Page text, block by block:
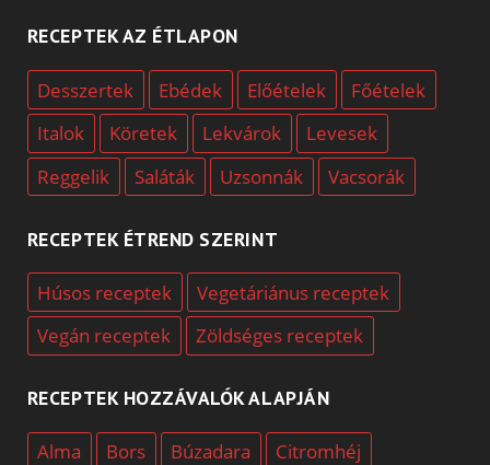
RECEPTEK AZ ÉTLAPON
Desszertek Ebédek Előételek
Főételek
Italok
Köretek Lekvárok
Levesek
Reggelik
Saláták Uzsonnák Vacsorák
RECEPTEK ÉTREND SZERINT
Húsos receptek
Vegetáriánus receptek
Vegán receptek
Zöldséges receptek
RECEPTEK HOZZÁVALÓK ALAPJÁN
Alma Bors Búzadara
Citromhéj